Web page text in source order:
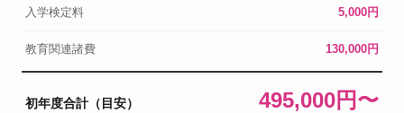
入学検定料 5,000円
教育関連諸費 130,000円
初年度合計（目安） 495,000円〜